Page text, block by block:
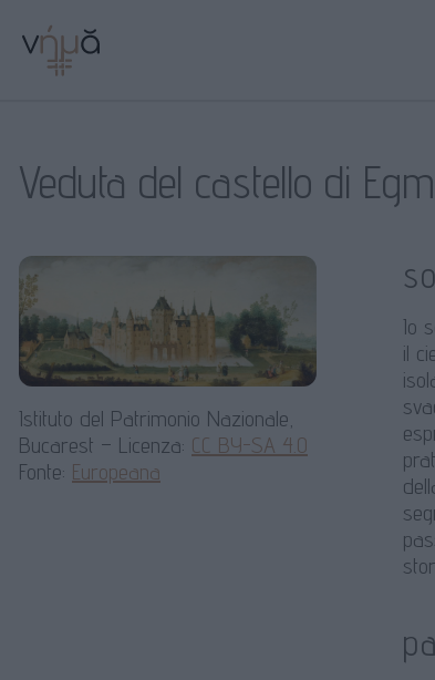
Veduta del castello di
Istituto del Patrimonio Nazionale,
Bucarest – Licenza: CC BY-SA 4.0
Fonte: Europeana
Io
il